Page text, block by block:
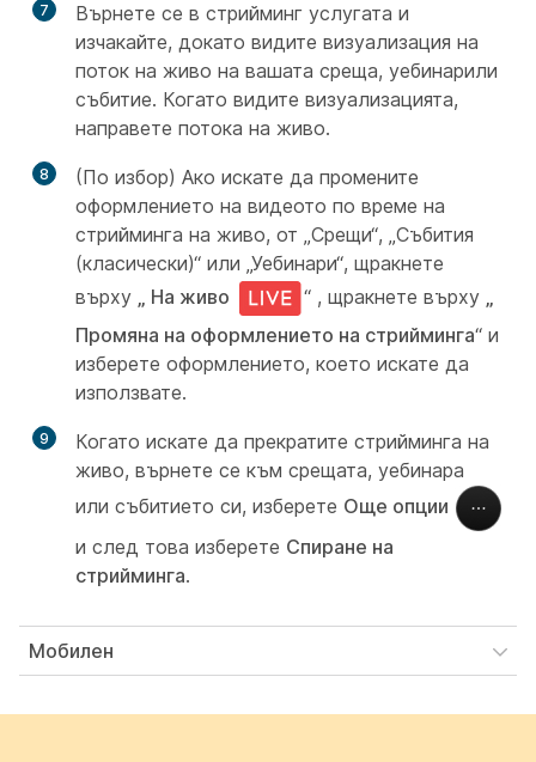
7
Върнете се в стрийминг услугата и
изчакайте, докато видите визуализация на
поток на живо на вашата среща, уебинарили
събитие. Когато видите визуализацията,
направете потока на живо.
8
(По избор) Ако искате да промените
оформлението на видеото по време на
стрийминга на живо, от „Срещи“, „Събития
(класически)“ или „Уебинари“, щракнете
върху „ На живо “ , щракнете върху „
Промяна на оформлението на стрийминга“ и
изберете оформлението, което искате да
използвате.
9
Когато искате да прекратите стрийминга на
живо, върнете се към срещата, уебинара
или събитието си, изберете Още опции
и след това изберете Спиране на
стрийминга.
Мобилен